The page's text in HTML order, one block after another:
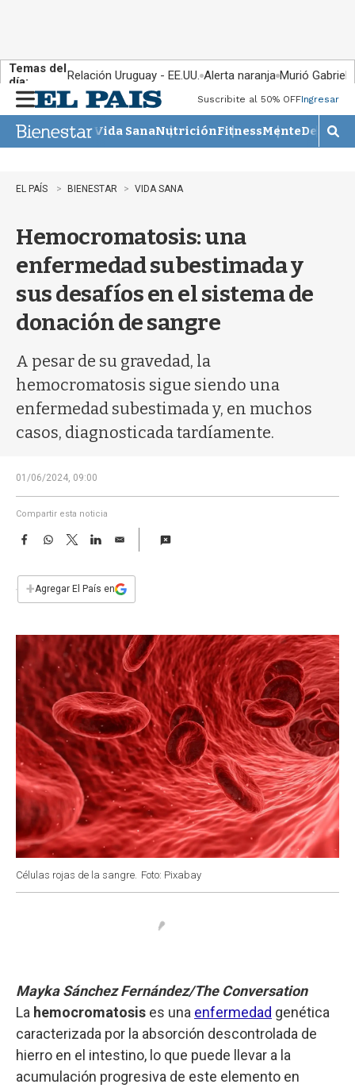
Temas del
día:
Relación Uruguay - EE.UU. Alerta naranja Murió Gabriel
n
u
Suscribite al 50% OFFIngresar
Vida SanaNutriciónFitnessMente
M
o
EL PAÍS BIENESTAR VIDA SANA
Hemocromatosis: una
enfermedad subestimada y
sus desafíos en el sistema de
donación de sangre
A pesar de su gravedad, la
hemocromatosis sigue siendo una
enfermedad subestimada y, en muchos
casos, diagnosticada tardíamente.
01/06/2024, 09:00
Compartir esta noticia
F
e
b
k
W
s
p
T
w
t
L
n
E
i
l
+Agregar El País en
Células rojas de la sangre. Foto: Pixabay
Mayka Sánchez Fernández/The Conversation
La hemocromatosis es una enfermedad genética
caracterizada por la absorción descontrolada de
hierro en el intestino, lo que puede llevar a la
acumulación progresiva de este elemento en